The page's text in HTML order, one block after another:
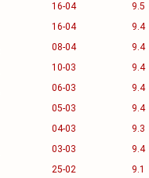
16-04 9.5
16-04 9.4
08-04 9.4
10-03 9.4
06-03 9.4
05-03 9.4
04-03 9.3
03-03 9.4
25-02 9.1